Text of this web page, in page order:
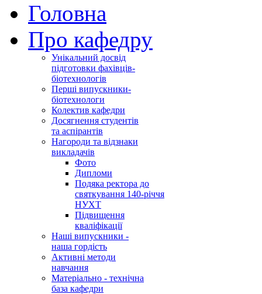
Головна
Про кафедру
Унікальний досвід
підготовки фахівців-
біотехнологів
Перші випускники-
біотехнологи
Колектив кафедри
Досягнення студентів
та аспірантів
Нагороди та відзнаки
викладачів
Фото
Дипломи
Подяка ректора до
святкування 140-річчя
НУХТ
Підвищення
кваліфікації
Наші випускники -
наша гордість
Активні методи
навчання
Матеріально - технічна
база кафедри